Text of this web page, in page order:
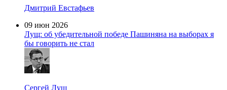
Дмитрий Евстафьев
09 июн 2026
Лущ: об убедительной победе Пашиняна на выборах я
бы говорить не стал
Сергей Лущ